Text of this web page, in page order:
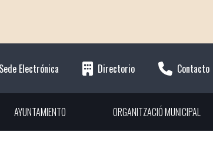
Sede Electrónica Directorio Contacto
AYUNTAMIENTO ORGANITZACIÓ MUNICIPAL